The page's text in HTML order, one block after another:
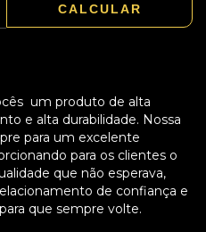
CALCULAR
um produto de alta
e alta durabilidade. Nossa
para um excelente
para os clientes o
que não esperava,
de confiança e
que sempre volte.